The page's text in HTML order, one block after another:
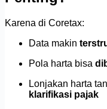
Karena di Coretax:
Data makin
Pola harta bisa
Lonjakan harta
klarifikasi pajak